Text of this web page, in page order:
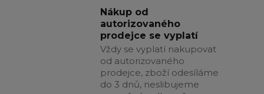
Nákup od
autorizovaného
prodejce se vyplatí
Vždy se vyplatí nakupovat
od autorizovaného
prodejce, zboží odesíláme
do 3 dnů, neslibujeme